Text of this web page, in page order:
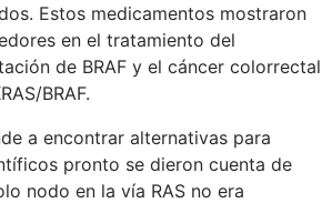
Estos medicamentos mostraron
en el tratamiento del
de BRAF y el cáncer colorrectal
BRAF.
a encontrar alternativas para
pronto se dieron cuenta de
nodo en la vía RAS no era